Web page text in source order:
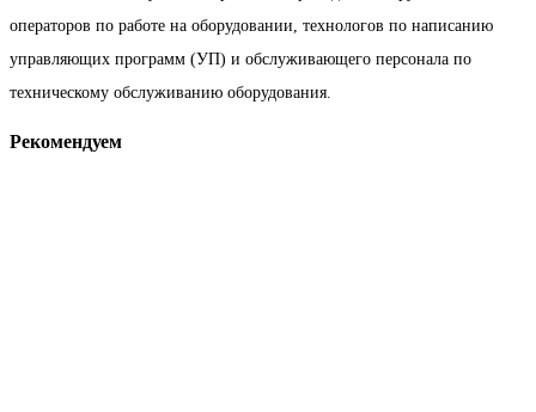
операторов по работе на оборудовании, технологов по написанию
управляющих программ (УП) и обслуживающего персонала по
техническому обслуживанию оборудования.
Рекомендуем